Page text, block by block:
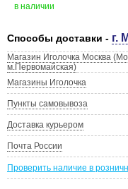
в наличии
Способы доставки - г.
Магазин Иголочка Москва
м.Первомайская)
Магазины Иголочка
Пункты самовывоза
Доставка курьером
Почта России
Проверить наличие в